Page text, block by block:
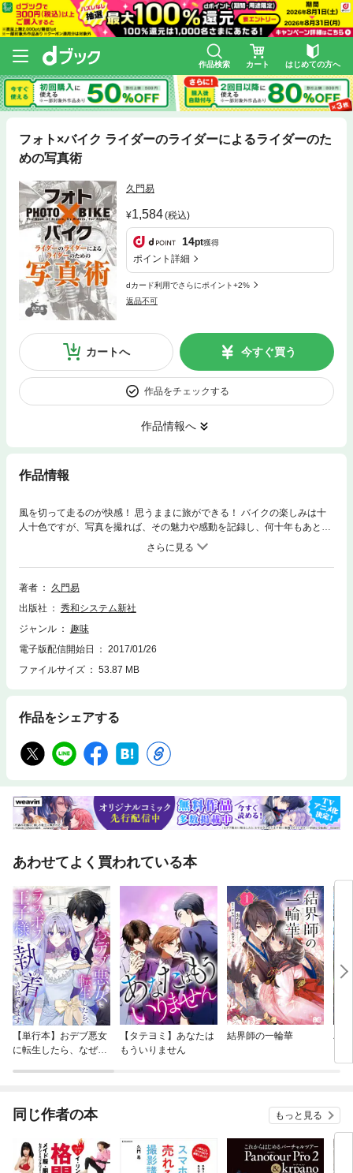
作品検索 カート はじめての方へ
フォト×バイク ライダーのライダーによるライダーのた
めの写真術
久門易
1,584(税込)
14pt獲得
ポイント詳細
dカード利用でさらにポイント+2%
返品不可
カートへ 今すぐ買う
作品をチェックする
作品情報へ
作品情報
風を切って走るのが快感！ 思うままに旅ができる！ バイクの楽しみは十
人十色ですが、写真を撮れば、その魅力や感動を記録し、何十年もあとに
思い出として振り返ることができます。本書は、バイク生活を3倍楽しむ
ために、ライダーの皆さんが実際に撮った写真紹介をまじえつつ、スマホ
を含めたカメラの使い方、バイク撮影のノウハウまでを解説します。ま
た、バイク乗りにおすすめしたい、ちょっとマニアックなカメラも紹介し
著者
久門易
出版社
秀和システム新社
ジャンル
趣味
電子版配信開始日
2017/01/26
ファイルサイズ
53.87 MB
作品をシェアする
あわせてよく買われている本
【単行本】おデブ悪女
に転生したら、なぜか
【タテヨミ】あなたは
もういりません
結界師の一輪華
バ
今
同じ作者の本 もっと見る